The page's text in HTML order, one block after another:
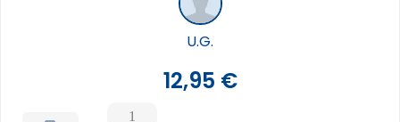
U.G.
12,95 €
U.G.